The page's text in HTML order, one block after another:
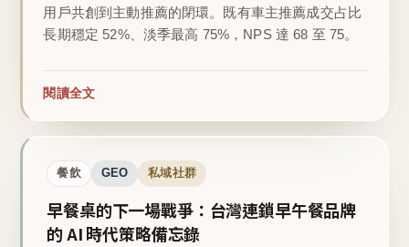
用戶共創到主動推薦的閉環。既有車主推薦成交占比
長期穩定 52%、淡季最高 75%，NPS 達 68 至 75。
閱讀全文
餐飲 GEO 私域社群
早餐桌的下一場戰爭：台灣連鎖早午餐品牌
的 AI 時代策略備忘錄